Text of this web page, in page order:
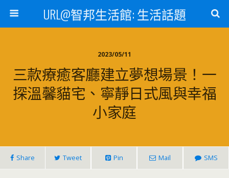
URL@智邦生活館: 生活話題
2023/05/11
三款療癒客廳建立夢想場景！一
探溫馨貓宅、寧靜日式風與幸福
小家庭
Share Tweet Pin Mail SMS